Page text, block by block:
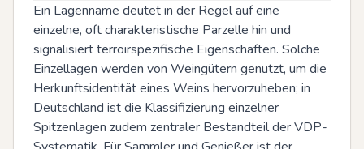
Ein Lagenname deutet in der Regel auf eine
einzelne, oft charakteristische Parzelle hin und
signalisiert terroirspezifische Eigenschaften. Solche
Einzellagen werden von Weingütern genutzt, um die
Herkunftsidentität eines Weins hervorzuheben; in
Deutschland ist die Klassifizierung einzelner
Spitzenlagen zudem zentraler Bestandteil der VDP-